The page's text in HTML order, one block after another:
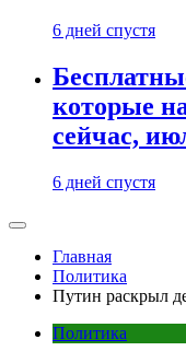
6 дней спустя
которые
сейчас,
6 дней спустя
Главная
Политика
Путин раскрыл
Политика